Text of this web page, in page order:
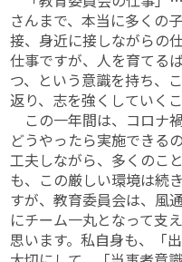
さんまで、本当に多くの
接、身近に接しながらの
仕事ですが、人を育てる
つ、という意識を持ち、
返り、志を強くしていく
この一年間は、コロナ
どうやったら実施できる
工夫しながら、多くのこ
も、この厳しい環境は続
すが、教育委員会は、風
にチーム一丸となって支
思います。私自身も、「